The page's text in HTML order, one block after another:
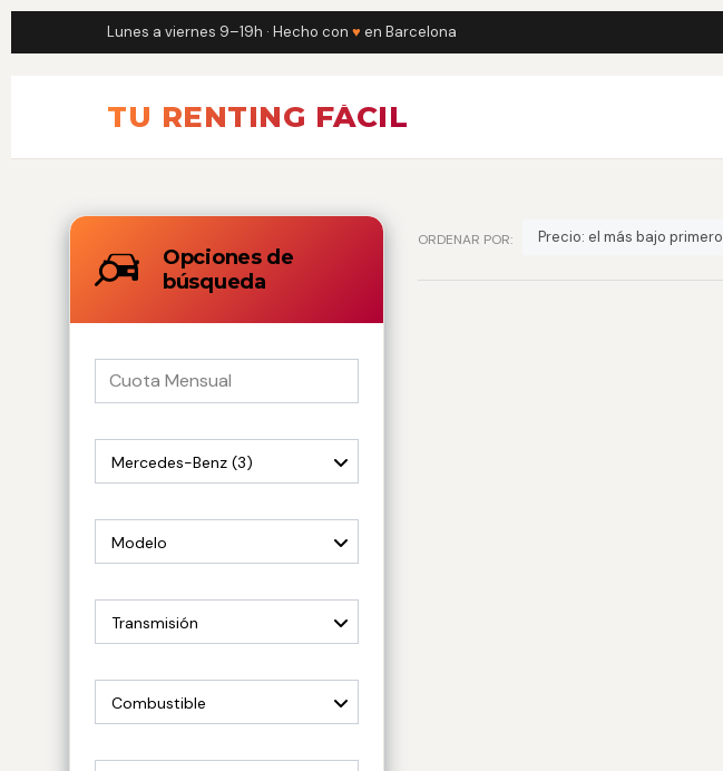
Lunes a viernes 9–19h · Hecho con ♥ en Barcelona
TU RENTING FÁCIL
Opciones de
búsqueda
Mercedes-Benz (3)
Modelo
Transmisión
Combustible
ORDENAR POR: Precio: el más bajo primero